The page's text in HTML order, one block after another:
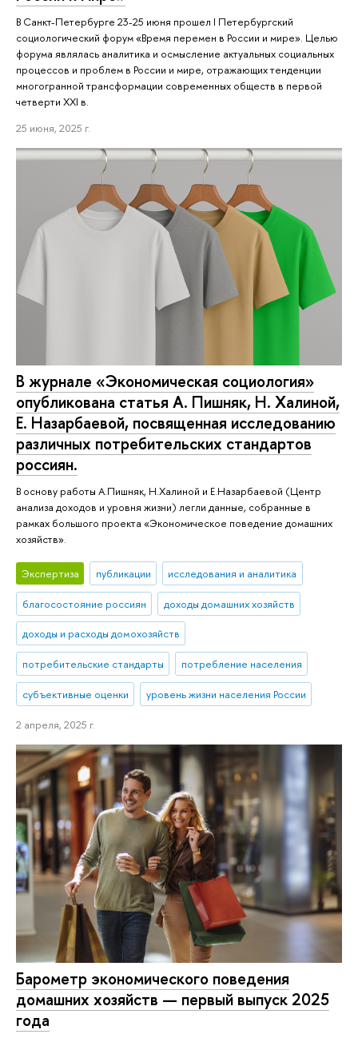
В Санкт-Петербурге 23-25 июня прошел I Петербургский
социологический форум «Время перемен в России и мире». Целью
форума являлась аналитика и осмысление актуальных социальных
процессов и проблем в России и мире, отражающих тенденции
многогранной трансформации современных обществ в первой
четверти XXI в.
25 июня, 2025 г.
В журнале «Экономическая социология»
опубликована статья А. Пишняк, Н. Халиной,
Е. Назарбаевой, посвященная исследованию
различных потребительских стандартов
россиян.
В основу работы А.Пишняк, Н.Халиной и Е.Назарбаевой (Центр
анализа доходов и уровня жизни) легли данные, собранные в
рамках большого проекта «Экономическое поведение домашних
хозяйств».
Экспертиза публикации исследования и аналитика
благосостояние россиян доходы домашних хозяйств
доходы и расходы домохозяйств
потребительские стандарты потребление населения
субъективные оценки уровень жизни населения России
2 апреля, 2025 г.
Барометр экономического поведения
домашних хозяйств — первый выпуск 2025
года